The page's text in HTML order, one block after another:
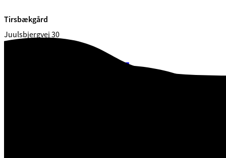
Tirsbækgård
Juulsbjergvej 30